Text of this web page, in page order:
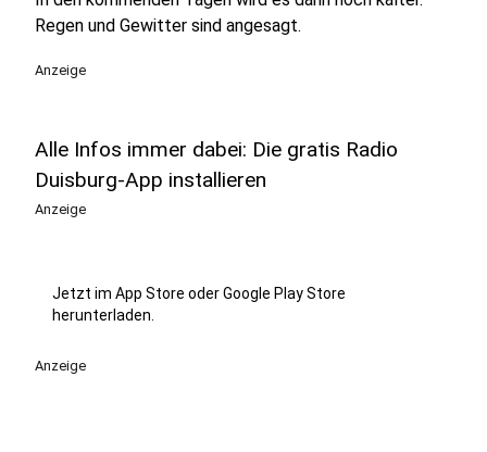
Regen und Gewitter sind angesagt.
Anzeige
Alle Infos immer dabei: Die gratis Radio
Duisburg-App installieren
Anzeige
Jetzt im App Store oder Google Play Store
herunterladen.
Anzeige